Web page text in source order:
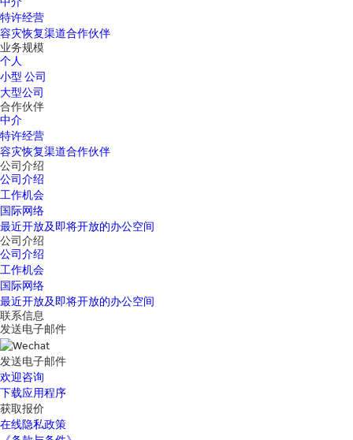
特许经营
容灾恢复渠道合作伙伴
业务规模
个人
小型 公司
大型公司
合作伙伴
中介
特许经营
容灾恢复渠道合作伙伴
公司介绍
公司介绍
工作机会
国际网络
最近开放及即将开放的办公空间
公司介绍
公司介绍
工作机会
国际网络
最近开放及即将开放的办公空间
联系信息
发送电子邮件
发送电子邮件
欢迎咨询
下载应用程序
获取报价
在线隐私政策